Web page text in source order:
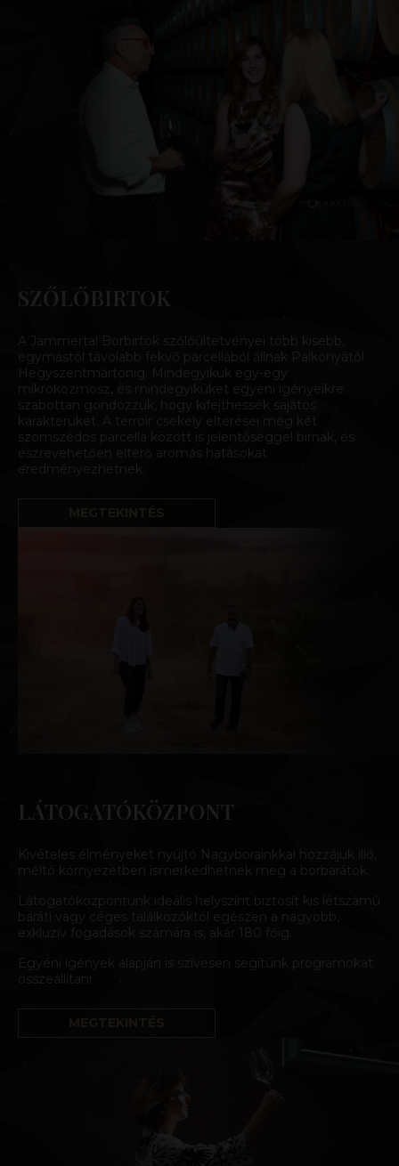
SZŐLŐBIRTOK
A Jammertal Borbirtok szőlőültetvényei több kisebb,
egymástól távolabb fekvő parcellából állnak Palkonyától
Hegyszentmártonig. Mindegyikük egy-egy
mikrokozmosz, és mindegyiküket egyéni igényeikre
szabottan gondozzuk, hogy kifejthessék sajátos
karakterüket. A terroir csekély eltérései még két
szomszédos parcella között is jelentőséggel bírnak, és
észrevehetően eltérő aromás hatásokat
eredményezhetnek.
LÁTOGATÓKÖZPONT
Kivételes élményeket nyújtó Nagyborainkkal hozzájuk illő,
méltó környezetben ismerkedhetnek meg a borbarátok.
Látogatóközpontunk ideális helyszínt biztosít kis létszámú
baráti vagy céges találkozóktól egészen a nagyobb,
exkluzív fogadások számára is, akár 180 főig.
Egyéni igények alapján is szívesen segítünk programokat
összeállítani.